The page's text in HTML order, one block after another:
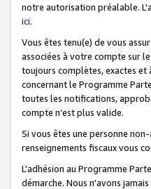
notre autorisation préalable.
ici.
Vous êtes tenu(e) de vous
associées à votre compte sur
toujours complètes, exactes et
concernant le Programme
toutes les notifications,
compte n’est plus valide.
Si vous êtes une personne
renseignements fiscaux vous
L'adhésion au Programme
démarche. Nous n'avons